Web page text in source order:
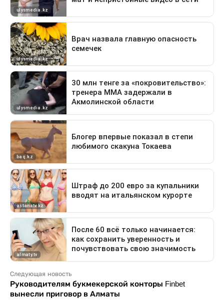
Следующая новость
Руководителям букмекерской конторы Finbet
вынесли приговор в Алматы